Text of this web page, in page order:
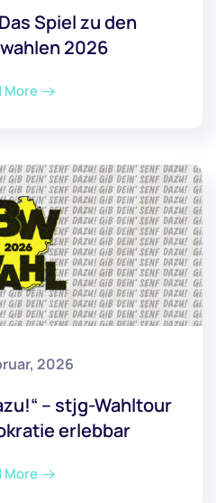
Spiel zu den
2026
More
2026
– stjg-Wahltour
erlebbar
More